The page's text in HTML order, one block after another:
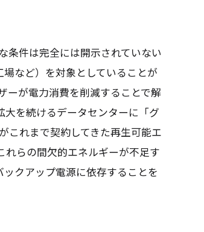
件は完全には開示されていない
など）を対象としていることが
ーが電力消費を削減することで解
を続けるデータセンターに「グ
これまで契約してきた再生可能エ
らの間欠的エネルギーが不足す
クアップ電源に依存することを